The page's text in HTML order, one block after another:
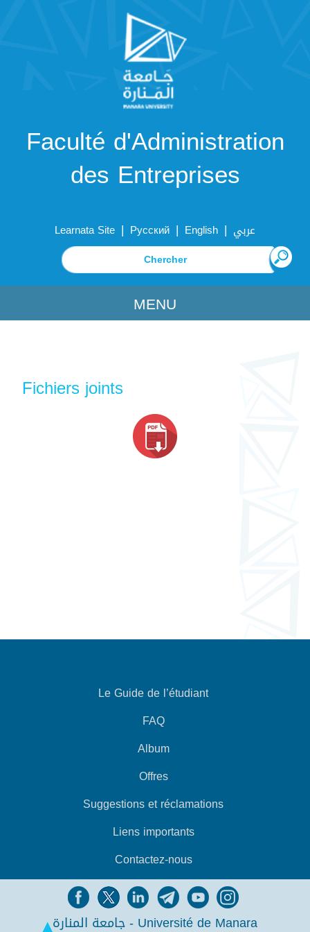
Faculté d'Administration
des Entreprises
Learnata Site | Русский | English | عربي
MENU
Fichiers joints
Le Guide de l’étudiant
FAQ
Album
Offres
Suggestions et réclamations
Liens importants
Contactez-nous
جامعة المنارة - Université de Manara